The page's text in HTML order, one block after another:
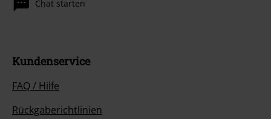
Chat starten
Kundenservice
FAQ / Hilfe
Rückgaberichtlinien